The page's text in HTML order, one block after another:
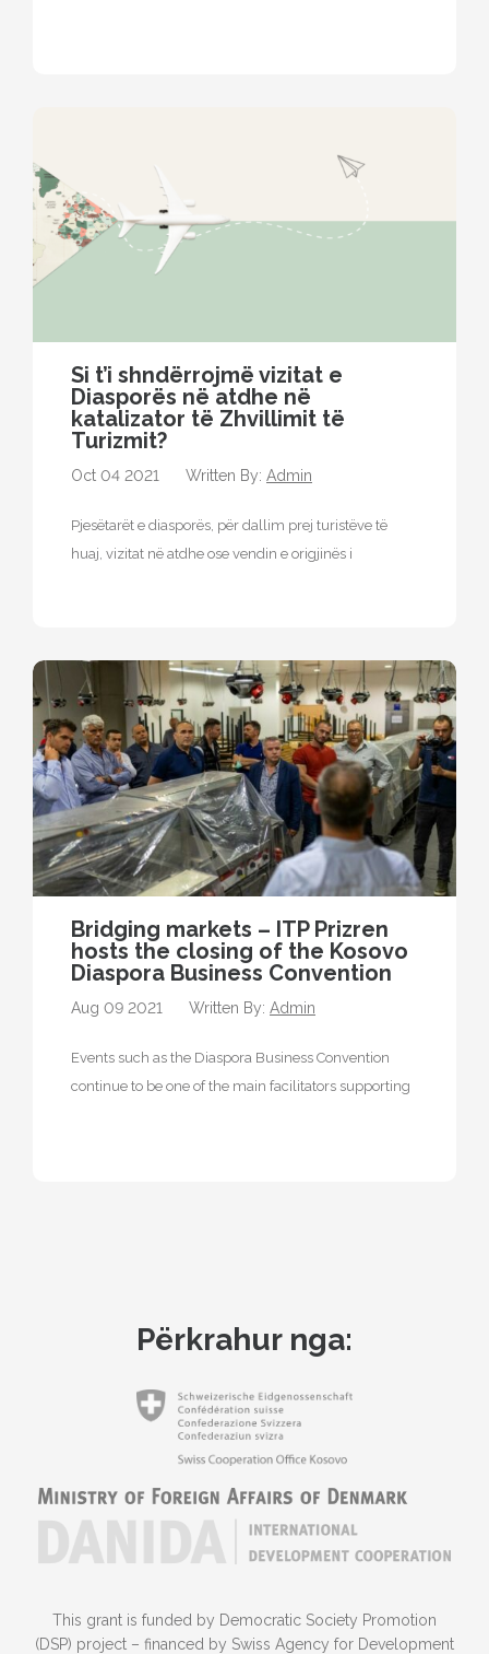
Si t’i shndërrojmë vizitat e
Diasporës ​​në atdhe në
katalizator të Zhvillimit të
Turizmit?
Oct 04 2021 Written By: Admin
Pjesëtarët e diasporës, për dallim prej turistëve të
huaj, vizitat në atdhe ose vendin e origjinës i
Bridging markets – ITP Prizren
hosts the closing of the Kosovo
Diaspora Business Convention
Aug 09 2021 Written By: Admin
Events such as the Diaspora Business Convention
continue to be one of the main facilitators supporting
Përkrahur nga:
This grant is funded by Democratic Society Promotion
(DSP) project – financed by Swiss Agency for Development